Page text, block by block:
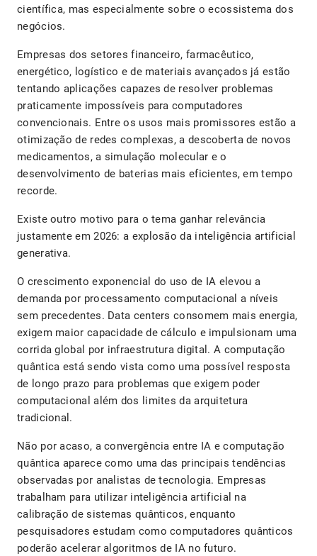
científica, mas especialmente sobre o ecossistema dos
negócios.
Empresas dos setores financeiro, farmacêutico,
energético, logístico e de materiais avançados já estão
tentando aplicações capazes de resolver problemas
praticamente impossíveis para computadores
convencionais. Entre os usos mais promissores estão a
otimização de redes complexas, a descoberta de novos
medicamentos, a simulação molecular e o
desenvolvimento de baterias mais eficientes, em tempo
recorde.
Existe outro motivo para o tema ganhar relevância
justamente em 2026: a explosão da inteligência artificial
generativa.
O crescimento exponencial do uso de IA elevou a
demanda por processamento computacional a níveis
sem precedentes. Data centers consomem mais energia,
exigem maior capacidade de cálculo e impulsionam uma
corrida global por infraestrutura digital. A computação
quântica está sendo vista como uma possível resposta
de longo prazo para problemas que exigem poder
computacional além dos limites da arquitetura
tradicional.
Não por acaso, a convergência entre IA e computação
quântica aparece como uma das principais tendências
observadas por analistas de tecnologia. Empresas
trabalham para utilizar inteligência artificial na
calibração de sistemas quânticos, enquanto
pesquisadores estudam como computadores quânticos
poderão acelerar algoritmos de IA no futuro.